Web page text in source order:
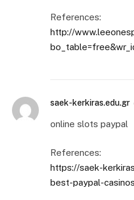
References:
http://
saek-kerkiras.edu.gr
online slots paypal
References:
https://saek-
best-paypal-